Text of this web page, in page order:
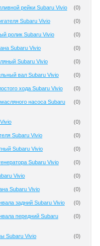
рейки Subaru Vivio (0)
Subaru Vivio (0)
ролик Subaru Vivio (0)
Subaru Vivio (0)
Subaru Vivio (0)
вал Subaru Vivio (0)
хода Subaru Vivio (0)
насоса Subaru
(0)
(0)
Subaru Vivio (0)
Subaru Vivio (0)
Subaru Vivio (0)
Vivio (0)
Subaru Vivio (0)
задний Subaru Vivio (0)
передний Subaru
(0)
Subaru Vivio (0)